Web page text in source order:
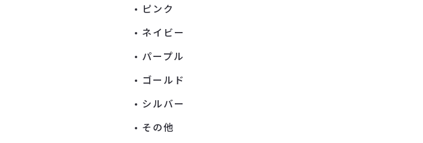
ピンク
ネイビー
パープル
ゴールド
シルバー
その他